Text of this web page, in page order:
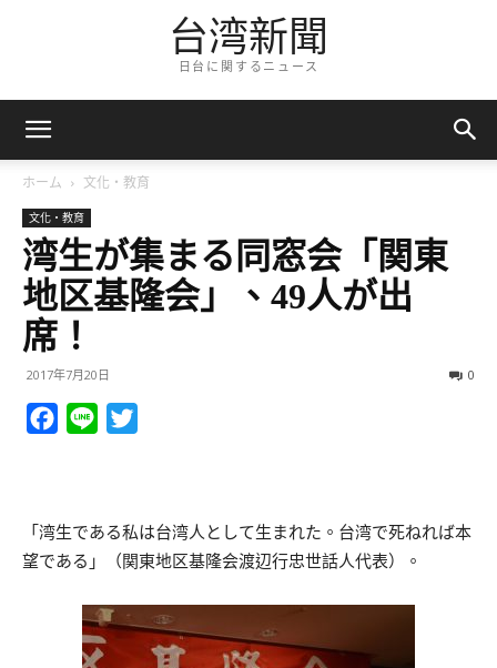
台湾新聞
日台に関するニュース
ホーム 文化・教育
文化・教育
湾生が集まる同窓会「関東
地区基隆会」、49人が出
席！
2017年7月20日 0
Facebook
Line
「湾生である私は台湾人として生まれた。台湾で死ねれば本
望である」（関東地区基隆会渡辺行忠世話人代表）。